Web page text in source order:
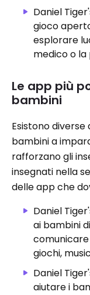
Daniel
gioco
esplorare
medico o
Le app più
bambini
Esistono
bambini a
rafforzano gli
insegnati nella
delle app che
Daniel
ai bambini
giochi,
Daniel
aiutare i